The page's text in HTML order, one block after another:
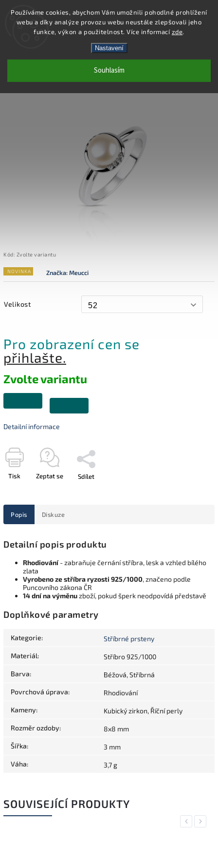
Používáme cookies, abychom Vám umožnili pohodlné prohlížení
webu a díky analýze provozu webu neustále zlepšovali jeho
funkce, výkon a použitelnost. Více informacízde.
Nastavení
Souhlasím
Hledat
SP114R - PRSTEN AG 925/1000
Kód: Zvolte variantu
NOVINKA Značka:Meucci
Velikost
Pro zobrazení cen se
přihlašte.
Zvolte variantu
Detailní informace
Tisk Zeptat se Sdílet
Popis Diskuze
Detailní popis produktu
Rhodiování- zabraňuje černání stříbra, lesk a vzhled bílého
zlata
Vyrobeno ze stříbra ryzosti 925/1000, značeno podle
Puncovního zákona ČR
14 dní na výměnuzboží, pokud šperk neodpovídá představě
Doplňkové parametry
Kategorie: Stříbrné prsteny
Materiál: Stříbro 925/1000
Barva: Béžová, Stříbrná
Povrchová úprava: Rhodiování
Kameny: Kubický zirkon, Říční perly
Rozměr ozdoby: 8x8 mm
Šířka: 3 mm
Váha: 3,7 g
SOUVISEJÍCÍ PRODUKTY
Previous
Next